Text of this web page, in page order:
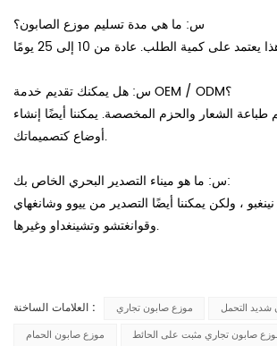
س: ما هي مدة تسليم موزع الصابون؟
س: هل يمكنك تقديم خدمة OEM / ODM؟
الشعار والحزم المخصصة. يمكننا أيضًا إنشاء
أوضاع كتصميماتك.
س: ما هو ميناء التصدير البحري الخاص بك:
، ولكن يمكننا أيضًا التصدير من ييوو وشانغهاي
وقوانغتشو وتشينغداو وغيرها.
العلامات الساخنة : موزع صابون تجاري
شديد التحمل
موزع صابون الحمام
صابون تجاري مثبت على الحائط